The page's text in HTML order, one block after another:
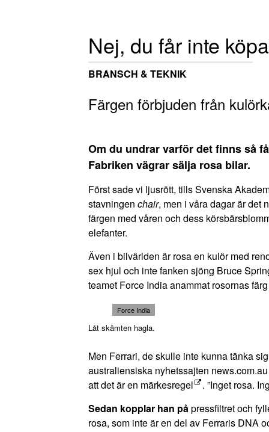
Nej, du får inte
BRANSCH & TEKNIK
Färgen förbjuden från
Om du undrar varför det finns så
Fabriken vägrar sälja rosa bilar.
Först sade vi ljusrött, tills Svenska
stavningen chair, men i våra dagar är det
färgen med våren och dess
elefanter.
Även i bilvärlden är rosa en kulör med
sex hjul och inte fanken sjöng Bruce
teamet Force Indiaanammat rosornas färg
Force India
Låt skämten hagla.
Men Ferrari, de skulle inte kunna tänka
australiensiska nyhetssajten
att det är en märkesregel
. ”Inget rosa.
Sedan kopplar han påpressfiltret och
rosa, som inte är en del av Ferraris DNA